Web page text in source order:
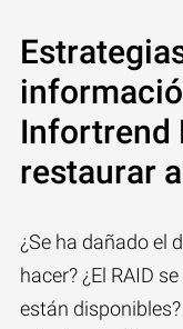
Infortrend
restaurar
¿Se ha dañado el
hacer? ¿El RAID
están